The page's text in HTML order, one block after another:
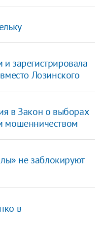
зарегистрировала
Лозинского
в Закон о выборах
мошенничеством
не заблокируют
в